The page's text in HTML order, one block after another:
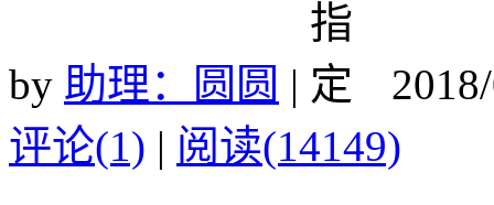
by 助理：圆圆 |
评论(1) | 阅读(14149)